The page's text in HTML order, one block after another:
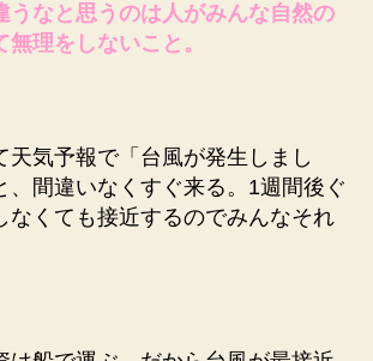
うなと思うのは人がみんな自然の
理をしないこと。
天気予報で「台風が発生しまし
、間違いなくすぐ来る。1週間後ぐ
なくても接近するのでみんなそれ